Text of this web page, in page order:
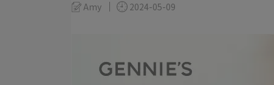
Amy 2024-05-09